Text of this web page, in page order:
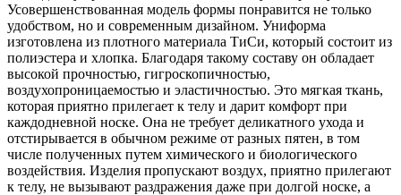
Усовершенствованная модель формы понравится не только
удобством, но и современным дизайном. Униформа
изготовлена из плотного материала ТиСи, который состоит из
полиэстера и хлопка. Благодаря такому составу он обладает
высокой прочностью, гигроскопичностью,
воздухопроницаемостью и эластичностью. Это мягкая ткань,
которая приятно прилегает к телу и дарит комфорт при
каждодневной носке. Она не требует деликатного ухода и
отстирывается в обычном режиме от разных пятен, в том
числе полученных путем химического и биологического
воздействия. Изделия пропускают воздух, приятно прилегают
к телу, не вызывают раздражения даже при долгой носке, а